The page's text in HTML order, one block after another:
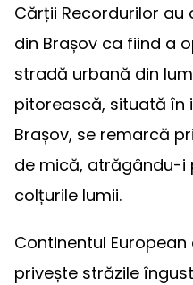
Cărții Recordurilor
din Brașov ca fiind a
stradă urbană din
pitorească, situată în
Brașov, se remarcă
de mică, atrăgându-i
colțurile lumii.
Continentul
privește străzile